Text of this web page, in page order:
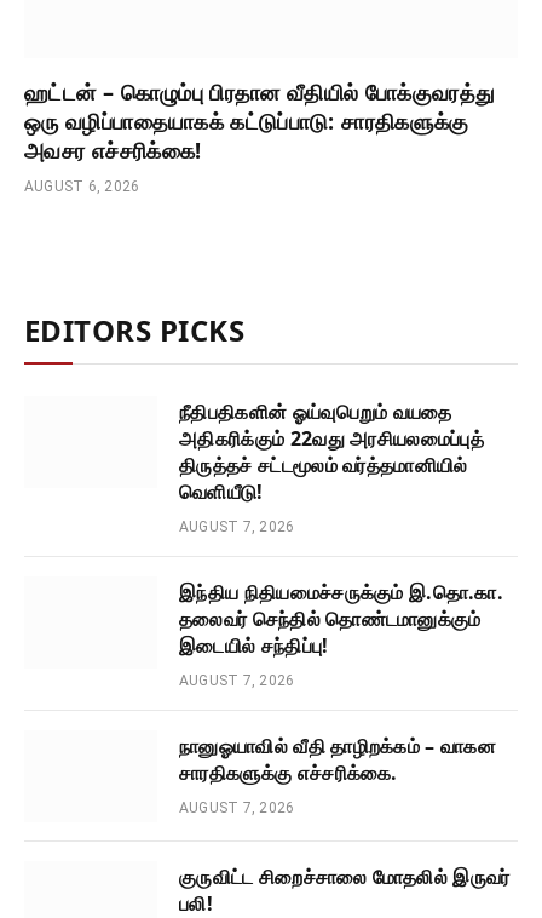
ஹட்டன் – கொழும்பு பிரதான வீதியில் போக்குவரத்து
ஒரு வழிப்பாதையாகக் கட்டுப்பாடு: சாரதிகளுக்கு
அவசர எச்சரிக்கை!
AUGUST 6, 2026
EDITORS PICKS
நீதிபதிகளின் ஓய்வுபெறும் வயதை
அதிகரிக்கும் 22வது அரசியலமைப்புத்
திருத்தச் சட்டமூலம் வர்த்தமானியில்
வெளியீடு!
AUGUST 7, 2026
இந்திய நிதியமைச்சருக்கும் இ.தொ.கா.
தலைவர் செந்தில் தொண்டமானுக்கும்
இடையில் சந்திப்பு!
AUGUST 7, 2026
நானுஓயாவில் வீதி தாழிறக்கம் – வாகன
சாரதிகளுக்கு எச்சரிக்கை.
AUGUST 7, 2026
குருவிட்ட சிறைச்சாலை மோதலில் இருவர்
பலி!